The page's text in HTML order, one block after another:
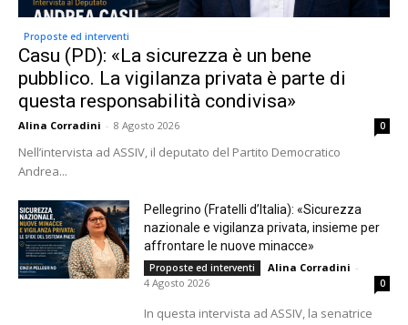
Proposte ed interventi
Casu (PD): «La sicurezza è un bene
pubblico. La vigilanza privata è parte di
questa responsabilità condivisa»
Alina Corradini - 8 Agosto 2026 0
Nell’intervista ad ASSIV, il deputato del Partito Democratico
Andrea...
Pellegrino (Fratelli d’Italia): «Sicurezza
nazionale e vigilanza privata, insieme per
affrontare le nuove minacce»
Proposte ed interventi Alina Corradini -
4 Agosto 2026
0
In questa intervista ad ASSIV, la senatrice